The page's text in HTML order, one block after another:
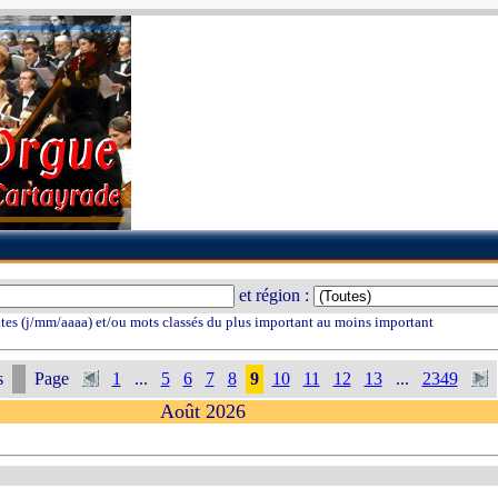
et région :
(j/mm/aaaa) et/ou mots classés du plus important au moins important
Page 1 ... 5 6 7 8 9 10 11 12 13 ... 2349
Août 2026